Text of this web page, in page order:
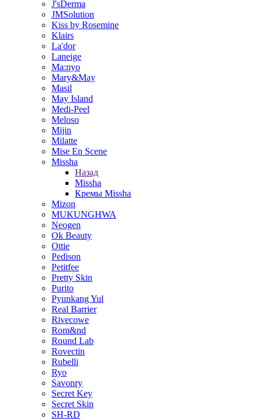
J'sDerma
JMSolution
Kiss by Rosemine
Klairs
La'dor
Laneige
Ma:nyo
Mary&May
Masil
May Island
Medi-Peel
Meloso
Mijin
Milatte
Mise En Scene
Missha
Назад
Missha
Кремы Missha
Mizon
MUKUNGHWA
Neogen
Ok Beauty
Ottie
Pedison
Petitfee
Pretty Skin
Purito
Pyunkang Yul
Real Barrier
Rivecowe
Rom&nd
Round Lab
Rovectin
Rubelli
Ryo
Savonry
Secret Key
Secret Skin
SH-RD